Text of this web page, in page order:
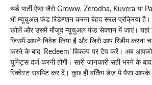
थर्ड पार्टी ऐप्स जैसे Groww, Zerodha, Kuvera या
भी म्यूचुअल फंड रिडेम्प्शन करना बेहद सरल प्रक्रिया
खोलें और उसमें मौजूद म्यूचुअल फंड सेक्शन में जाएं। यहां
जिसमें आपने निवेश किया है और जिसे आप रिडीम करना
करने के बाद ‘Redeem’ विकल्प पर टैप करें। अब आपको
यूनिट्स दर्ज करनी होंगी। सारी जानकारी सही भरने के
रिक्वेस्ट सबमिट कर दें। कुछ ही वर्किंग डेज़ में पैसा